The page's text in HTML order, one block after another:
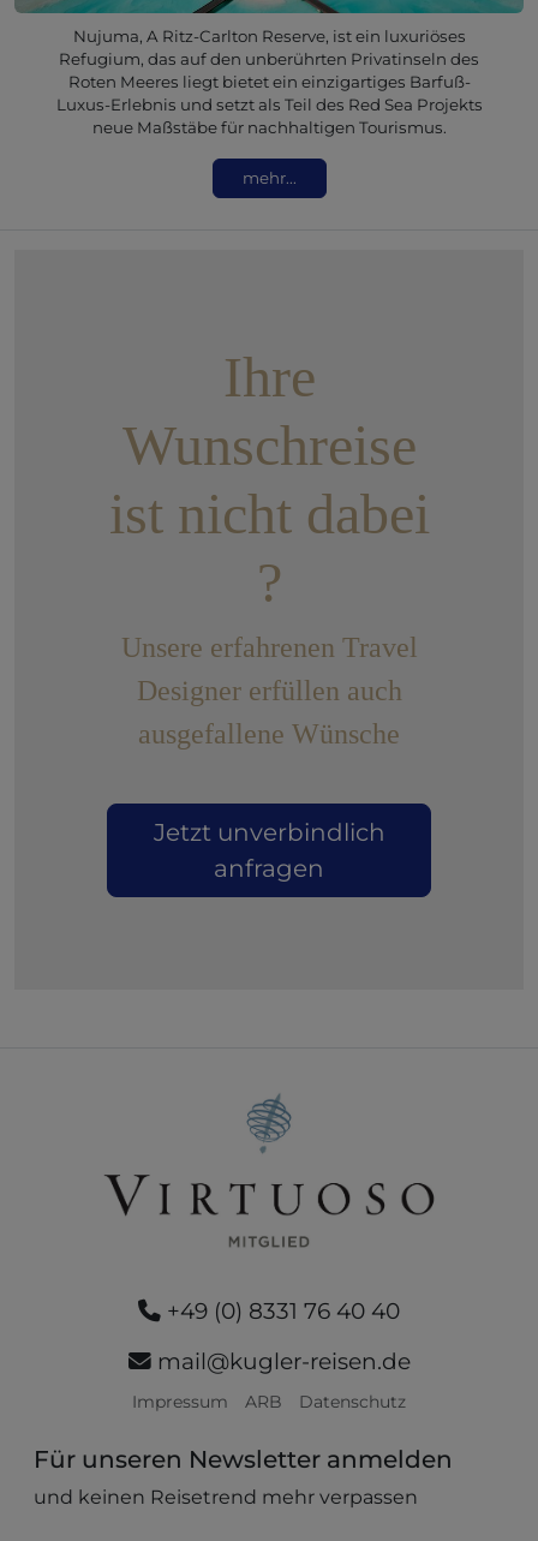
Nujuma, A Ritz-Carlton Reserve, ist ein luxuriöses
Refugium, das auf den unberührten Privatinseln des
Roten Meeres liegt bietet ein einzigartiges Barfuß-
Luxus-Erlebnis und setzt als Teil des Red Sea Projekts
neue Maßstäbe für nachhaltigen Tourismus.
mehr...
Ihre
Wunschreise
ist nicht dabei
?
Unsere erfahrenen Travel
Designer erfüllen auch
ausgefallene Wünsche
Jetzt unverbindlich
anfragen
+49 (0) 8331 76 40 40
mail@kugler-reisen.de
Impressum ARB Datenschutz
Für unseren Newsletter anmelden
und keinen Reisetrend mehr verpassen